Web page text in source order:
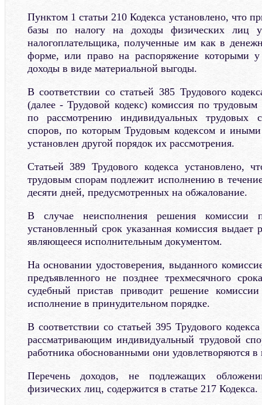
Пунктом 1 статьи 210 Кодекса установлено, что
базы по налогу на доходы физических лиц
налогоплательщика, полученные им как в
форме, или право на распоряжение которыми
доходы в виде материальной выгоды.
В соответствии со статьей 385 Трудового
(далее - Трудовой кодекс) комиссия по трудовым
по рассмотрению индивидуальных трудовых
споров, по которым Трудовым кодексом и
установлен другой порядок их рассмотрения.
Статьей 389 Трудового кодекса установлено,
трудовым спорам подлежит исполнению в
десяти дней, предусмотренных на обжалование.
В случае неисполнения решения комиссии
установленный срок указанная комиссия выдает
являющееся исполнительным документом.
На основании удостоверения, выданного
предъявленного не позднее трехмесячного
судебный пристав приводит решение
исполнение в принудительном порядке.
В соответствии со статьей 395 Трудового
рассматривающим индивидуальный трудовой
работника обоснованными они удовлетворяются в
Перечень доходов, не подлежащих
физических лиц, содержится в статье 217 Кодекса.